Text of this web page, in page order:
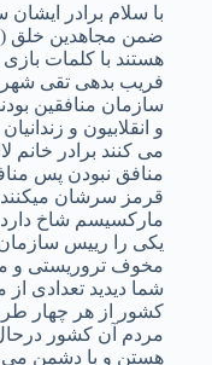
با سلام برادر
ضمن مجاهدین خلق
هستند با کلمات
فریب بدهی تقی
سازمان منافقین
و انقلابیون و
می کنند برادر خانم
منافق نبودن پس
قرمز سرشان
مارکسیسم شاخ دارد
یکی را رییس
مخوف تروریستی و
شما دیدید تعدادی
کشور از هر چهار
مردم آن کشور
هستن و با دشمن می